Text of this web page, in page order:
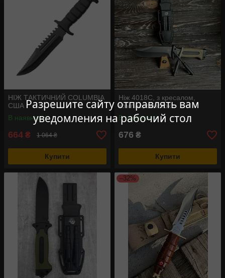
Разрешите сайту отправлять вам
уведомления на рабочий стол
НІЖ ТАКТИЧНИЙ COLUMBIA
США
В наявності
664 ₴ 1 064 ₴
Купити
Ніж 4018С, з кресалом,
компас, свисток
В наявності
676 ₴
Купити
–32%